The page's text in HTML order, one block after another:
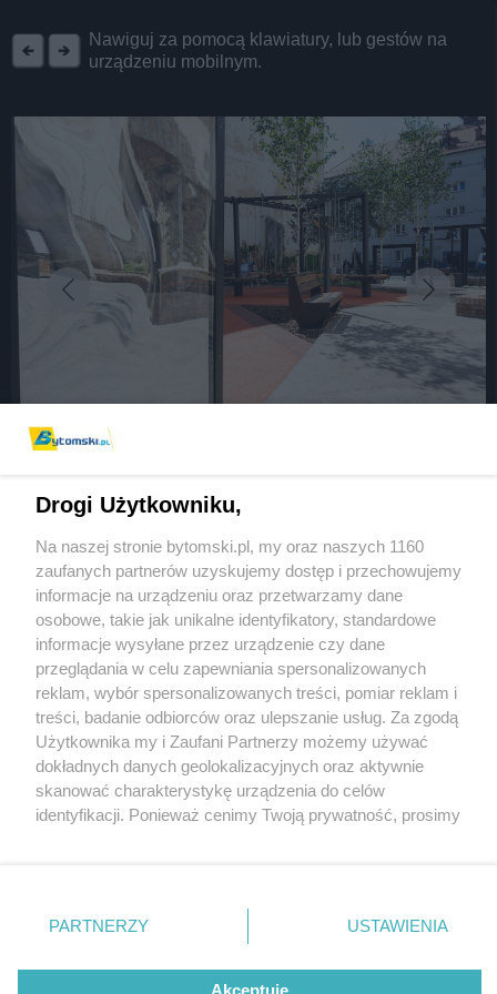
Nawiguj za pomocą klawiatury, lub gestów na
urządzeniu mobilnym.
4 / 9
Park kieszonkowy przy ul.
Katowickiej w Bytomiu
Wydawca mediów lokalnych
Nie zapomnij
zapoznać się z:
polityką prywatności regulamin korzystania z portali
Twojemiasto
Piekary Śląskie
Chorzów
Tarnowskie Góry
Gliwice
Skontakuj sięz nami
Kontakt
Wydawca
Pogoda
Drogi Użytkowniku,
Na naszej stronie bytomski.pl, my oraz naszych 1160
zaufanych partnerów uzyskujemy dostęp i przechowujemy
informacje na urządzeniu oraz przetwarzamy dane
osobowe, takie jak unikalne identyfikatory, standardowe
informacje wysyłane przez urządzenie czy dane
przeglądania w celu zapewniania spersonalizowanych
reklam, wybór spersonalizowanych treści, pomiar reklam i
treści, badanie odbiorców oraz ulepszanie usług. Za zgodą
Użytkownika my i Zaufani Partnerzy możemy używać
dokładnych danych geolokalizacyjnych oraz aktywnie
skanować charakterystykę urządzenia do celów
identyfikacji. Ponieważ cenimy Twoją prywatność, prosimy
prywatności znajdujący się w lewym dolnym rogu strony
. Niektóre rodzaje przetwarzania danych nie wymagają
zgody użytkownika, ale masz prawo sprzeciwić się
takiemu przetwarzaniu. Preferencje będą miały
PARTNERZY USTAWIENIA
Akceptuję